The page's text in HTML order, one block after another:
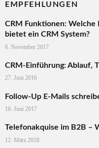
EMPFEHLUNGEN
CRM Funktionen: Welche
bietet ein CRM System?
6. November 2017
CRM-Einführung: Ablauf,
27. Juni 2016
Follow-Up E-Mails
16. Juni 2017
Telefonakquise im B2B –
12. März 2018